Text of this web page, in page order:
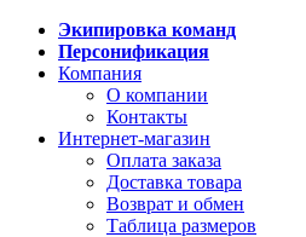
Экипировка команд
Персонификация
Компания
О компании
Контакты
Интернет-магазин
Оплата заказа
Доставка товара
Возврат и обмен
Таблица размеров